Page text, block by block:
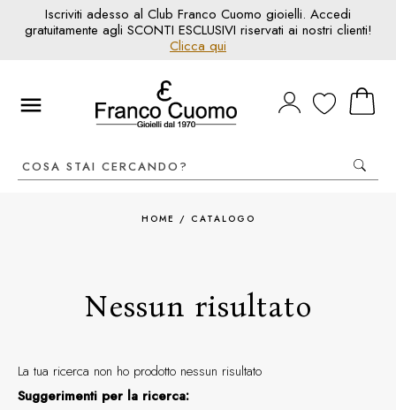
Iscriviti adesso al Club Franco Cuomo gioielli. Accedi
gratuitamente agli SCONTI ESCLUSIVI riservati ai nostri clienti!
Clicca qui
HOME / CATALOGO
Nessun risultato
La tua ricerca non ho prodotto nessun risultato
Suggerimenti per la ricerca: